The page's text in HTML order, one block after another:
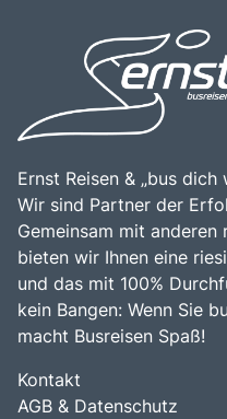
Ernst Reisen & „bus
Wir sind Partner der
Gemeinsam mit
bieten wir Ihnen eine
und das mit 100%
kein Bangen: Wenn Sie
macht Busreisen Spaß!
Kontakt
AGB & Datenschutz